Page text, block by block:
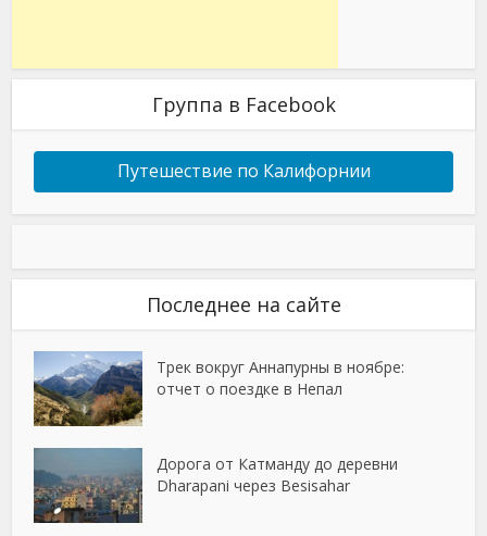
Группа в Facebook
Путешествие по Калифорнии
Последнее на сайте
Трек вокруг Аннапурны в ноябре:
отчет о поездке в Непал
Дорога от Катманду до деревни
Dharapani через Besisahar